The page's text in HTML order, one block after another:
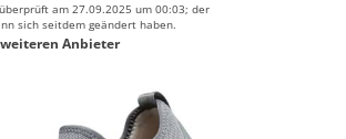
am 27.09.2025 um 00:03; der
sich seitdem geändert haben.
Anbieter